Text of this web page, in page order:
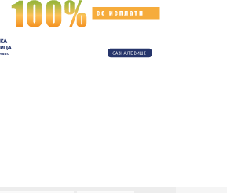
menja poslovnu strategiju u SAD
RUKE: Transfer Saše Lukića doneo crno-